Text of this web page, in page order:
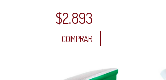
$2.893
COMPRAR